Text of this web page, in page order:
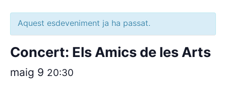
Aquest esdeveniment ja ha passat.
Concert: Els Amics de les Arts
maig 9 20:30